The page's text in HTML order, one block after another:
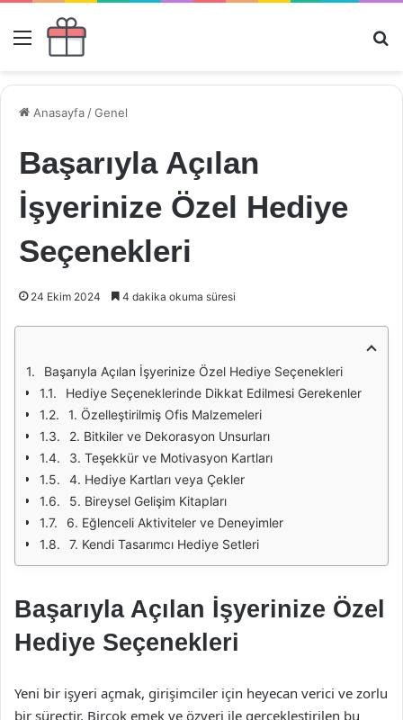
Menü
Anasayfa /Genel
Başarıyla Açılan
İşyerinize Özel Hediye
Seçenekleri
24 Ekim 2024 4 dakika okuma süresi
Başarıyla Açılan İşyerinize Özel Hediye Seçenekleri
Hediye Seçeneklerinde Dikkat Edilmesi Gerekenler
1. Özelleştirilmiş Ofis Malzemeleri
2. Bitkiler ve Dekorasyon Unsurları
3. Teşekkür ve Motivasyon Kartları
4. Hediye Kartları veya Çekler
5. Bireysel Gelişim Kitapları
6. Eğlenceli Aktiviteler ve Deneyimler
7. Kendi Tasarımcı Hediye Setleri
Başarıyla Açılan İşyerinize Özel
Hediye Seçenekleri
Yeni bir işyeri açmak, girişimciler için heyecan verici ve zorlu
bir süreçtir. Birçok emek ve özveri ile gerçekleştirilen bu